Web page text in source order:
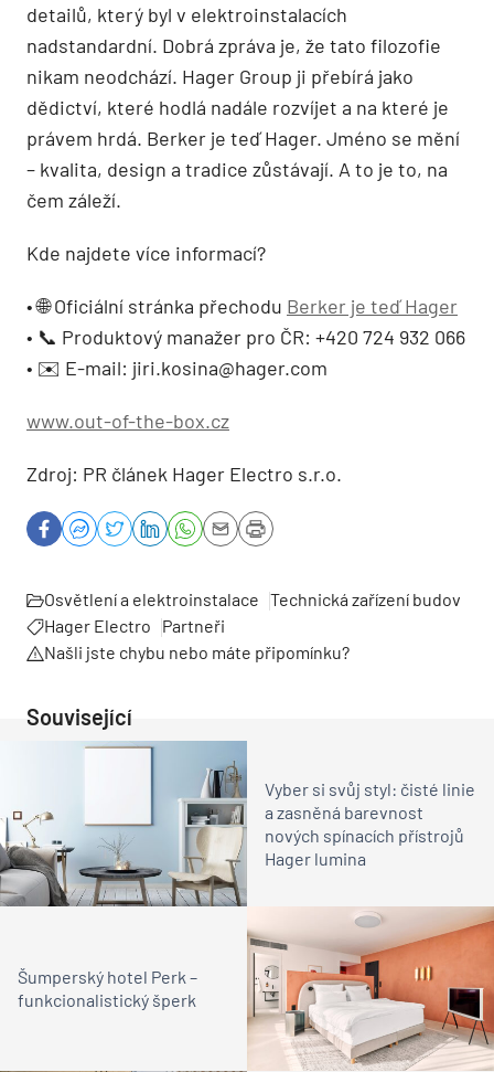
detailů, který byl v elektroinstalacích
nadstandardní. Dobrá zpráva je, že tato filozofie
nikam neodchází. Hager Group ji přebírá jako
dědictví, které hodlá nadále rozvíjet a na které je
právem hrdá. Berker je teď Hager. Jméno se mění
– kvalita, design a tradice zůstávají. A to je to, na
čem záleží.
Kde najdete více informací?
• 🌐 Oficiální stránka přechodu Berker je teď Hager
• 📞 Produktový manažer pro ČR: +420 724 932 066
• ✉️ E-mail: jiri.kosina@hager.com
www.out-of-the-box.cz
Zdroj: PR článek Hager Electro s.r.o.
Osvětlení a elektroinstalace Technická zařízení budov
Hager Electro
Partneři
Našli jste chybu nebo máte připomínku?
Související
Vyber si svůj styl: čisté linie
a zasněná barevnost
nových spínacích přístrojů
Hager lumina
Šumperský hotel Perk –
funkcionalistický šperk